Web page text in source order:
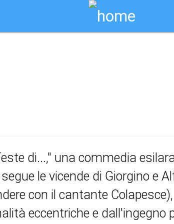
di...," una commedia
le vicende di Giorgino e
con il cantante
eccentriche e dall'ingegno